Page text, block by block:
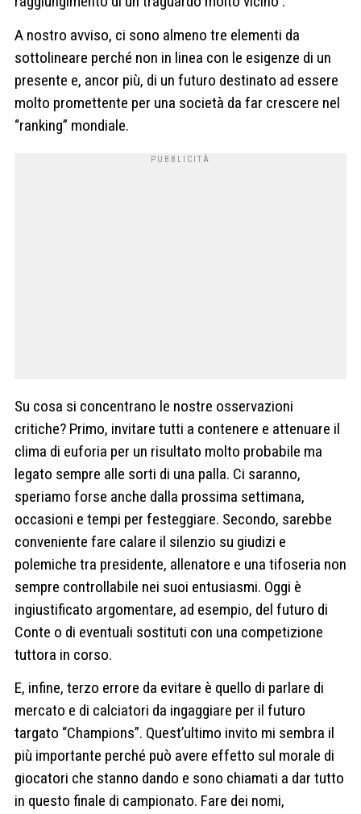
A nostro avviso, ci sono almeno tre elementi da
sottolineare perché non in linea con le esigenze di un
presente e, ancor più, di un futuro destinato ad essere
molto promettente per una società da far crescere nel
“ranking” mondiale.
Su cosa si concentrano le nostre osservazioni
critiche? Primo, invitare tutti a contenere e attenuare il
clima di euforia per un risultato molto probabile ma
legato sempre alle sorti di una palla. Ci saranno,
speriamo forse anche dalla prossima settimana,
occasioni e tempi per festeggiare. Secondo, sarebbe
conveniente fare calare il silenzio su giudizi e
polemiche tra presidente, allenatore e una tifoseria non
sempre controllabile nei suoi entusiasmi. Oggi è
ingiustificato argomentare, ad esempio, del futuro di
Conte o di eventuali sostituti con una competizione
tuttora in corso.
E, infine, terzo errore da evitare è quello di parlare di
mercato e di calciatori da ingaggiare per il futuro
targato “Champions”. Quest’ultimo invito mi sembra il
più importante perché può avere effetto sul morale di
giocatori che stanno dando e sono chiamati a dar tutto
in questo finale di campionato. Fare dei nomi,